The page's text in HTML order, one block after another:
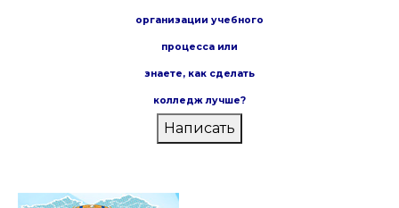
организации учебного
процесса или
знаете, как сделать
колледж лучше?
Написать